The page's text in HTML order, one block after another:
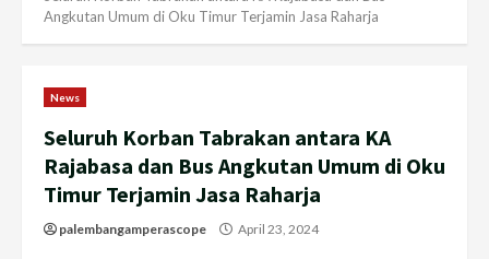
Angkutan Umum di Oku Timur Terjamin Jasa Raharja
News
Seluruh Korban Tabrakan antara KA
Rajabasa dan Bus Angkutan Umum di Oku
Timur Terjamin Jasa Raharja
palembangamperascope April 23, 2024